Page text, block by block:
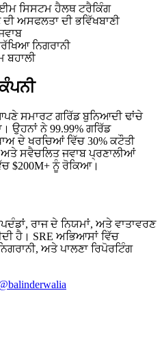
ਸਿਸਟਮ ਹੈਲਥ ਟਰੈਕਿੰਗ
ਅਸਫਲਤਾ ਦੀ ਭਵਿੱਖਬਾਣੀ
ਨਿਗਰਾਨੀ
ਬਹਾਲੀ
ਸਮਾਰਟ ਗਰਿੱਡ ਬੁਨਿਆਦੀ ਢਾਂਚੇ
ਉਹਨਾਂ ਨੇ 99.99% ਗਰਿੱਡ
ਦੇ ਖਰਚਿਆਂ ਵਿੱਚ 30% ਕਟੌਤੀ
ਅਤੇ ਸਵੈਚਲਿਤ ਜਵਾਬ ਪ੍ਰਣਾਲੀਆਂ
$200M+ ਨੂੰ ਰੋਕਿਆ।
ਰਾਜ ਦੇ ਨਿਯਮਾਂ, ਅਤੇ ਵਾਤਾਵਰਣ
ਹੈ। SRE ਅਭਿਆਸਾਂ ਵਿੱਚ
ਅਤੇ ਪਾਲਣਾ ਰਿਪੋਰਟਿੰਗ